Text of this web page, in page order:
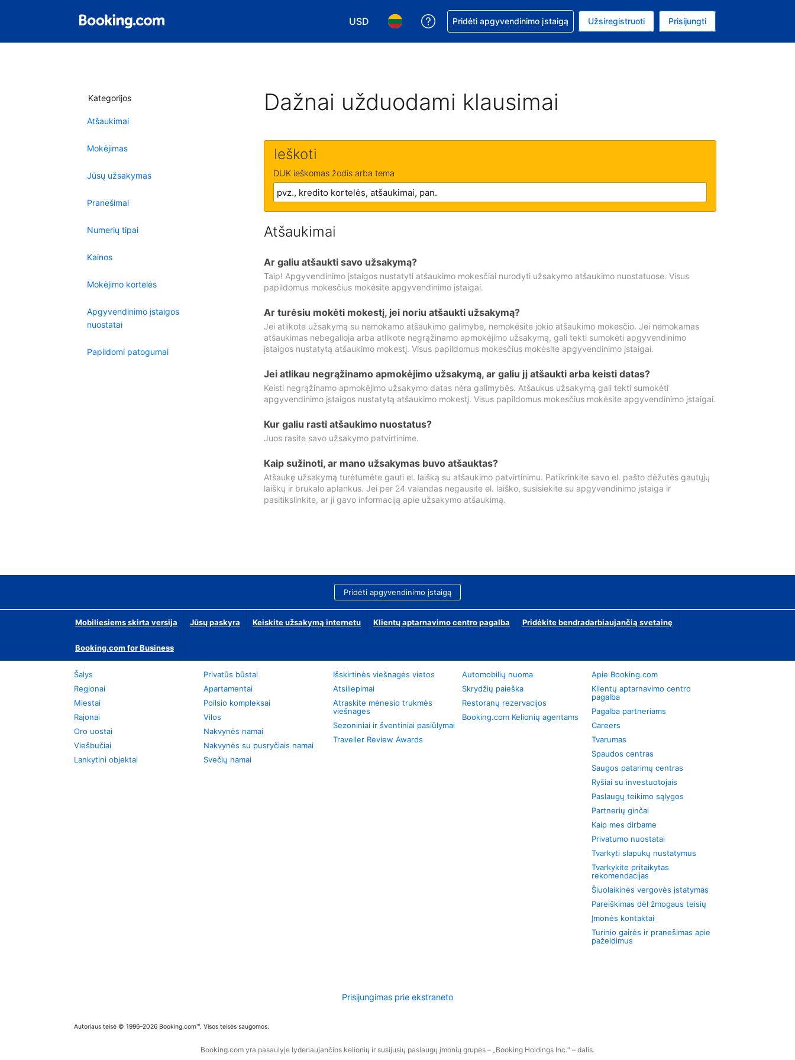
USD
Pasirinkite valiutą. Jūsų pasirinkta valiuta: Jungtinių Valstijų doleris
Pasirinkite kalbą. Jūsų pasirinkta kalba: Lietuvių
Pagalba dėl užsakymo
Pridėti apgyvendinimo įstaigą Užsiregistruoti Prisijungti
Kategorijos
Atšaukimai
Mokėjimas
Jūsų užsakymas
Pranešimai
Numerių tipai
Kainos
Mokėjimo kortelės
Apgyvendinimo įstaigos
nuostatai
Papildomi patogumai
Dažnai užduodami klausimai
Ieškoti
DUK ieškomas žodis arba tema
Atšaukimai
Ar galiu atšaukti savo užsakymą?
Taip! Apgyvendinimo įstaigos nustatyti atšaukimo mokesčiai nurodyti užsakymo atšaukimo nuostatuose. Visus
papildomus mokesčius mokėsite apgyvendinimo įstaigai.
Ar turėsiu mokėti mokestį, jei noriu atšaukti užsakymą?
Jei atlikote užsakymą su nemokamo atšaukimo galimybe, nemokėsite jokio atšaukimo mokesčio. Jei nemokamas
atšaukimas nebegalioja arba atlikote negrąžinamo apmokėjimo užsakymą, gali tekti sumokėti apgyvendinimo
įstaigos nustatytą atšaukimo mokestį. Visus papildomus mokesčius mokėsite apgyvendinimo įstaigai.
Jei atlikau negrąžinamo apmokėjimo užsakymą, ar galiu jį atšaukti arba keisti datas?
Keisti negrąžinamo apmokėjimo užsakymo datas nėra galimybės. Atšaukus užsakymą gali tekti sumokėti
apgyvendinimo įstaigos nustatytą atšaukimo mokestį. Visus papildomus mokesčius mokėsite apgyvendinimo įstaigai.
Kur galiu rasti atšaukimo nuostatus?
Juos rasite savo užsakymo patvirtinime.
Kaip sužinoti, ar mano užsakymas buvo atšauktas?
Atšaukę užsakymą turėtumėte gauti el. laišką su atšaukimo patvirtinimu. Patikrinkite savo el. pašto dėžutės gautųjų
laiškų ir brukalo aplankus. Jei per 24 valandas negausite el. laiško, susisiekite su apgyvendinimo įstaiga ir
pasitikslinkite, ar ji gavo informaciją apie užsakymo atšaukimą.
Pridėti apgyvendinimo įstaigą
Mobiliesiems skirta versija Jūsų paskyra Keiskite užsakymą internetu Klientų aptarnavimo centro pagalba Pridėkite bendradarbiaujančią svetainę
Booking.com for Business
Šalys
Regionai
Miestai
Rajonai
Oro uostai
Viešbučiai
Lankytini objektai
Privatūs būstai
Apartamentai
Poilsio kompleksai
Vilos
Nakvynės namai
Nakvynės su pusryčiais namai
Svečių namai
Išskirtinės viešnagės vietos
Atsiliepimai
Atraskite mėnesio trukmės
viešnages
Sezoniniai ir šventiniai pasiūlymai
Traveller Review Awards
Automobilių nuoma
Skrydžių paieška
Restoranų rezervacijos
Booking.com Kelionių agentams
Apie Booking.com
Klientų aptarnavimo centro
pagalba
Pagalba partneriams
Careers
Tvarumas
Spaudos centras
Saugos patarimų centras
Ryšiai su investuotojais
Paslaugų teikimo sąlygos
Partnerių ginčai
Kaip mes dirbame
Privatumo nuostatai
Tvarkyti slapukų nustatymus
Tvarkykite pritaikytas
rekomendacijas
Šiuolaikinės vergovės įstatymas
Pareiškimas dėl žmogaus teisių
Įmonės kontaktai
Turinio gairės ir pranešimas apie
pažeidimus
Prisijungimas prie ekstraneto
Autoriaus teisė © 1996–2026 Booking.com™. Visos teisės saugomos.
Booking.com yra pasaulyje lyderiaujančios kelionių ir susijusių paslaugų įmonių grupės – „Booking Holdings Inc.“ – dalis.